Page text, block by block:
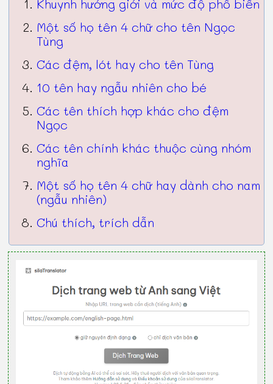
Khuynh hướng giới và mức độ phổ biến
Một số họ tên 4 chữ cho tên Ngọc
Tùng
Các đệm, lót hay cho tên Tùng
10 tên hay ngẫu nhiên cho bé
Các tên thích hợp khác cho đệm
Ngọc
Các tên chính khác thuộc cùng nhóm
nghĩa
Một số họ tên 4 chữ hay dành cho nam
(ngẫu nhiên)
Chú thích, trích dẫn